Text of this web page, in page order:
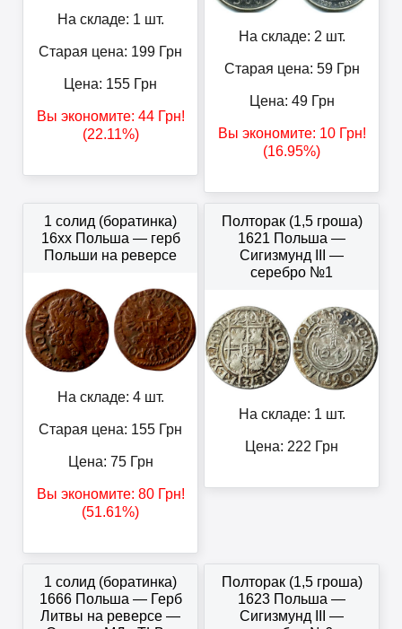
На складе: 1 шт.
Старая цена: 199 Грн
Цена: 155 Грн
Вы экономите: 44Грн!
(22.11%)
На складе: 2 шт.
Старая цена: 59Грн
Цена: 49Грн
Вы экономите: 10Грн!
(16.95%)
1 солид (боратинка)
16xx Польша — герб
Польши на реверсе
На складе: 4 шт.
Старая цена: 155 Грн
Цена: 75Грн
Вы экономите: 80Грн!
(51.61%)
Полторак (1,5 гроша)
1621 Польша —
Сигизмунд III —
серебро №1
На складе: 1 шт.
Цена: 222 Грн
1 солид (боратинка)
1666 Польша — Герб
Литвы на реверсе —
Полторак (1,5 гроша)
1623 Польша —
Сигизмунд III —